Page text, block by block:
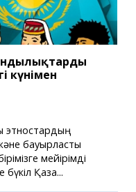
күнімен
этностардың
бауырластық
мейірімді
Қаза...